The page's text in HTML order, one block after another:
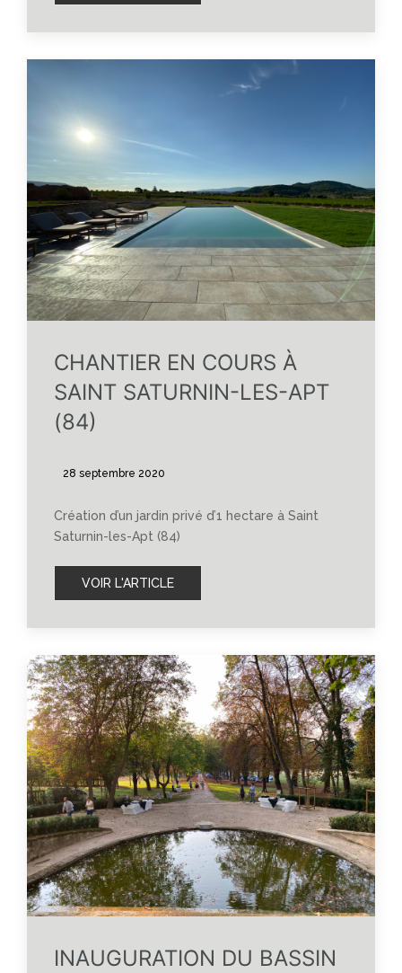
CHANTIER EN COURS À
SAINT SATURNIN-LES-APT
(84)
28 septembre 2020
Création d’un jardin privé d’1 hectare à Saint
Saturnin-les-Apt (84)
VOIR L'ARTICLE
INAUGURATION DU BASSIN